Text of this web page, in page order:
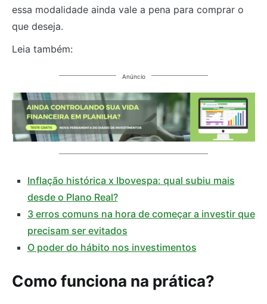
essa modalidade ainda vale a pena para comprar o
que deseja.
Leia também:
Anúncio
Inflação histórica x Ibovespa: qual subiu mais
desde o Plano Real?
3 erros comuns na hora de começar a investir que
precisam ser evitados
O poder do hábito nos investimentos
Como funciona na prática?